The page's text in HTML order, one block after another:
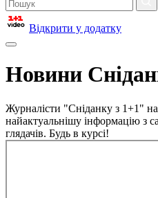
Відкрити у додатку
Новини
Журналісти "Сніданку з 1+1"
найактуальнішу інформацію з
глядачів. Будь в курсі!